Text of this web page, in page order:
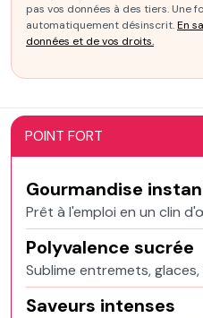
pas vos données à des tiers. Une
automatiquement désinscrit.En
données et de vos droits.
POINT FORT
Gourmandise
Prêt à l'emploi en un clin
Polyvalence sucrée
Sublime entremets,
Saveurs intenses